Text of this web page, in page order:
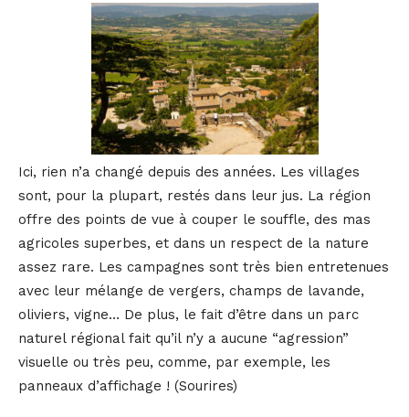
Ici, rien n’a changé depuis des années. Les villages
sont, pour la plupart, restés dans leur jus. La région
offre des points de vue à couper le souffle, des mas
agricoles superbes, et dans un respect de la nature
assez rare. Les campagnes sont très bien entretenues
avec leur mélange de vergers, champs de lavande,
oliviers, vigne… De plus, le fait d’être dans un parc
naturel régional fait qu’il n’y a aucune “agression”
visuelle ou très peu, comme, par exemple, les
panneaux d’affichage ! (Sourires)